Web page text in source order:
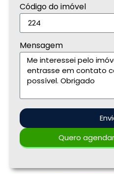
Código do imóvel
Mensagem
Quero